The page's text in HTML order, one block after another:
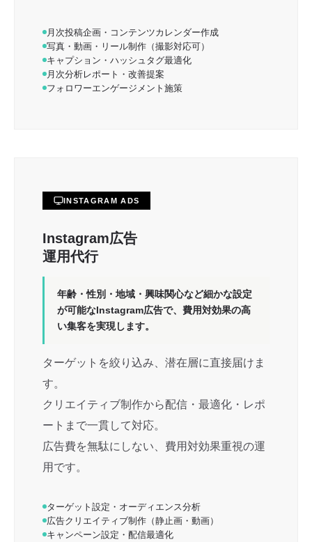
月次投稿企画・コンテンツカレンダー作成
写真・動画・リール制作（撮影対応可）
キャプション・ハッシュタグ最適化
月次分析レポート・改善提案
フォロワーエンゲージメント施策
INSTAGRAM ADS
Instagram広告
運用代行
年齢・性別・地域・興味関心など細かな設定
が可能なInstagram広告で、費用対効果の高
い集客を実現します。
ターゲットを絞り込み、潜在層に直接届けま
す。
クリエイティブ制作から配信・最適化・レポ
ートまで一貫して対応。
広告費を無駄にしない、費用対効果重視の運
用です。
ターゲット設定・オーディエンス分析
広告クリエイティブ制作（静止画・動画）
キャンペーン設定・配信最適化